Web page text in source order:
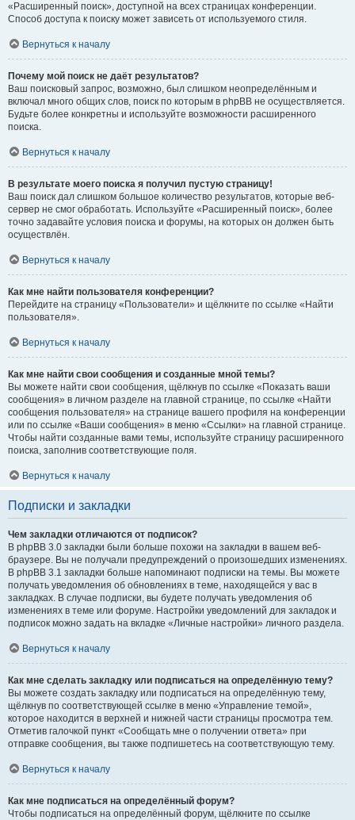
«Расширенный поиск», доступной на всех страницах конференции.
Способ доступа к поиску может зависеть от используемого стиля.
Вернуться к началу
Почему мой поиск не даёт результатов?
Ваш поисковый запрос, возможно, был слишком неопределённым и
включал много общих слов, поиск по которым в phpBB не осуществляется.
Будьте более конкретны и используйте возможности расширенного
поиска.
Вернуться к началу
В результате моего поиска я получил пустую страницу!
Ваш поиск дал слишком большое количество результатов, которые веб-
сервер не смог обработать. Используйте «Расширенный поиск», более
точно задавайте условия поиска и форумы, на которых он должен быть
осуществлён.
Вернуться к началу
Как мне найти пользователя конференции?
Перейдите на страницу «Пользователи» и щёлкните по ссылке «Найти
пользователя».
Вернуться к началу
Как мне найти свои сообщения и созданные мной темы?
Вы можете найти свои сообщения, щёлкнув по ссылке «Показать ваши
сообщения» в личном разделе на главной странице, по ссылке «Найти
сообщения пользователя» на странице вашего профиля на конференции
или по ссылке «Ваши сообщения» в меню «Ссылки» на главной странице.
Чтобы найти созданные вами темы, используйте страницу расширенного
поиска, заполнив соответствующие поля.
Вернуться к началу
Подписки и закладки
Чем закладки отличаются от подписок?
В phpBB 3.0 закладки были больше похожи на закладки в вашем веб-
браузере. Вы не получали предупреждений о произошедших изменениях.
В phpBB 3.1 закладки больше напоминают подписки на темы. Вы можете
получать уведомления об обновлениях в теме, находящейся у вас в
закладках. В случае подписки, вы будете получать уведомления об
изменениях в теме или форуме. Настройки уведомлений для закладок и
подписок можно задать на вкладке «Личные настройки» личного раздела.
Вернуться к началу
Как мне сделать закладку или подписаться на определённую тему?
Вы можете создать закладку или подписаться на определённую тему,
щёлкнув по соответствующей ссылке в меню «Управление темой»,
которое находится в верхней и нижней части страницы просмотра тем.
Отметив галочкой пункт «Сообщать мне о получении ответа» при
отправке сообщения, вы также подпишетесь на соответствующую тему.
Вернуться к началу
Как мне подписаться на определённый форум?
Чтобы подписаться на определённый форум, щёлкните по ссылке